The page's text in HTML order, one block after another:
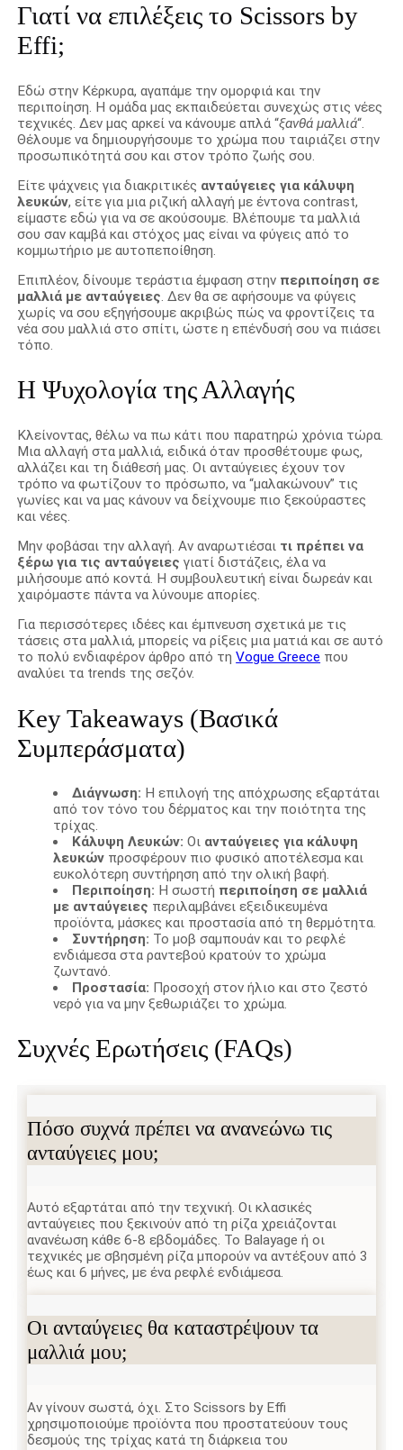
Γιατί να επιλέξεις το Scissors by
Effi;
Εδώ στην Κέρκυρα, αγαπάμε την ομορφιά και την
περιποίηση. Η ομάδα μας εκπαιδεύεται συνεχώς στις νέες
τεχνικές. Δεν μας αρκεί να κάνουμε απλά “ξανθά μαλλιά“.
Θέλουμε να δημιουργήσουμε το χρώμα που ταιριάζει στην
προσωπικότητά σου και στον τρόπο ζωής σου.
Είτε ψάχνεις για διακριτικές ανταύγειες για κάλυψη
λευκών, είτε για μια ριζική αλλαγή με έντονα contrast,
είμαστε εδώ για να σε ακούσουμε. Βλέπουμε τα μαλλιά
σου σαν καμβά και στόχος μας είναι να φύγεις από το
κομμωτήριο με αυτοπεποίθηση.
Επιπλέον, δίνουμε τεράστια έμφαση στην περιποίηση σε
μαλλιά με ανταύγειες. Δεν θα σε αφήσουμε να φύγεις
χωρίς να σου εξηγήσουμε ακριβώς πώς να φροντίζεις τα
νέα σου μαλλιά στο σπίτι, ώστε η επένδυσή σου να πιάσει
τόπο.
Η Ψυχολογία της Αλλαγής
Κλείνοντας, θέλω να πω κάτι που παρατηρώ χρόνια τώρα.
Μια αλλαγή στα μαλλιά, ειδικά όταν προσθέτουμε φως,
αλλάζει και τη διάθεσή μας. Οι ανταύγειες έχουν τον
τρόπο να φωτίζουν το πρόσωπο, να “μαλακώνουν” τις
γωνίες και να μας κάνουν να δείχνουμε πιο ξεκούραστες
και νέες.
Μην φοβάσαι την αλλαγή. Αν αναρωτιέσαι τι πρέπει να
ξέρω για τις ανταύγειες γιατί διστάζεις, έλα να
μιλήσουμε από κοντά. Η συμβουλευτική είναι δωρεάν και
χαιρόμαστε πάντα να λύνουμε απορίες.
Για περισσότερες ιδέες και έμπνευση σχετικά με τις
τάσεις στα μαλλιά, μπορείς να ρίξεις μια ματιά και σε αυτό
το πολύ ενδιαφέρον άρθρο από τηVogue Greece που
αναλύει τα trends της σεζόν.
Key Takeaways (Βασικά
Συμπεράσματα)
Διάγνωση: Η επιλογή της απόχρωσης εξαρτάται
από τον τόνο του δέρματος και την ποιότητα της
τρίχας.
Κάλυψη Λευκών: Οι ανταύγειες για κάλυψη
λευκών προσφέρουν πιο φυσικό αποτέλεσμα και
ευκολότερη συντήρηση από την ολική βαφή.
Περιποίηση: Η σωστή περιποίηση σε μαλλιά
με ανταύγειες περιλαμβάνει εξειδικευμένα
προϊόντα, μάσκες και προστασία από τη θερμότητα.
Συντήρηση: Το μοβ σαμπουάν και το ρεφλέ
ενδιάμεσα στα ραντεβού κρατούν το χρώμα
ζωντανό.
Προστασία: Προσοχή στον ήλιο και στο ζεστό
νερό για να μην ξεθωριάζει το χρώμα.
Συχνές Ερωτήσεις (FAQs)
Πόσο συχνά πρέπει να ανανεώνω τις
ανταύγειες μου;
Αυτό εξαρτάται από την τεχνική. Οι κλασικές
ανταύγειες που ξεκινούν από τη ρίζα χρειάζονται
ανανέωση κάθε 6-8 εβδομάδες. Το Balayage ή οι
τεχνικές με σβησμένη ρίζα μπορούν να αντέξουν από 3
έως και 6 μήνες, με ένα ρεφλέ ενδιάμεσα.
Οι ανταύγειες θα καταστρέψουν τα
μαλλιά μου;
Αν γίνουν σωστά, όχι. Στο Scissors by Effi
χρησιμοποιούμε προϊόντα που προστατεύουν τους
δεσμούς της τρίχας κατά τη διάρκεια του